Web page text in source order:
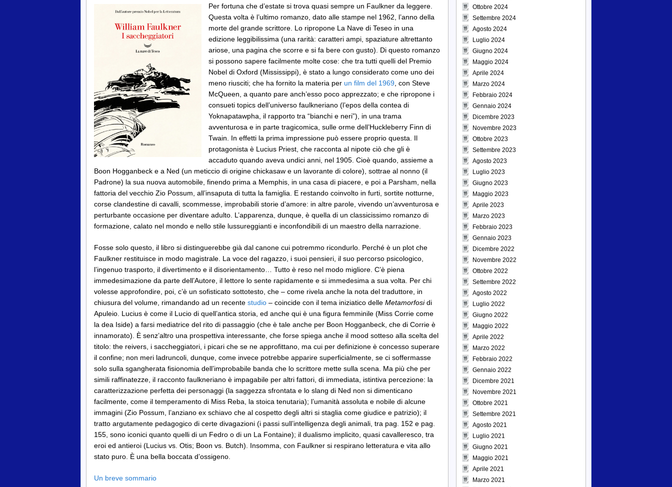
Per fortuna che d’estate si trova quasi sempre un Faulkner da leggere.
Questa volta è l’ultimo romanzo, dato alle stampe nel 1962, l’anno della
morte del grande scrittore. Lo ripropone La Nave di Teseo in una
edizione leggibilissima (una rarità: caratteri ampi, spaziature altrettanto
ariose, una pagina che scorre e si fa bere con gusto). Di questo romanzo
si possono sapere facilmente molte cose: che tra tutti quelli del Premio
Nobel di Oxford (Mississippi), è stato a lungo considerato come uno dei
meno riusciti; che ha fornito la materia per un film del 1969, con Steve
McQueen, a quanto pare anch’esso poco apprezzato; e che ripropone i
consueti topics dell’universo faulkneriano (l’epos della contea di
Yoknapatawpha, il rapporto tra “bianchi e neri”), in una trama
avventurosa e in parte tragicomica, sulle orme dell’Huckleberry Finn di
Twain. In effetti la prima impressione può essere proprio questa. Il
protagonista è Lucius Priest, che racconta al nipote ciò che gli è
accaduto quando aveva undici anni, nel 1905. Cioè quando, assieme a
Boon Hogganbeck e a Ned (un meticcio di origine chickasaw e un lavorante di colore), sottrae al nonno (il
Padrone) la sua nuova automobile, finendo prima a Memphis, in una casa di piacere, e poi a Parsham, nella
fattoria del vecchio Zio Possum, all’insaputa di tutta la famiglia. E restando coinvolto in furti, sortite notturne,
corse clandestine di cavalli, scommesse, improbabili storie d’amore: in altre parole, vivendo un’avventurosa e
perturbante occasione per diventare adulto. L’apparenza, dunque, è quella di un classicissimo romanzo di
formazione, calato nel mondo e nello stile lussureggianti e inconfondibili di un maestro della narrazione.
Fosse solo questo, il libro si distinguerebbe già dal canone cui potremmo ricondurlo. Perché è un plot che
Faulkner restituisce in modo magistrale. La voce del ragazzo, i suoi pensieri, il suo percorso psicologico,
l’ingenuo trasporto, il divertimento e il disorientamento… Tutto è reso nel modo migliore. C’è piena
immedesimazione da parte dell’Autore, il lettore lo sente rapidamente e si immedesima a sua volta. Per chi
volesse approfondire, poi, c’è un sofisticato sottotesto, che – come rivela anche la nota del traduttore, in
chiusura del volume, rimandando ad un recente studio – coincide con il tema iniziatico delle Metamorfosidi
Apuleio. Lucius è come il Lucio di quell’antica storia, ed anche qui è una figura femminile (Miss Corrie come
la dea Iside) a farsi mediatrice del rito di passaggio (che è tale anche per Boon Hogganbeck, che di Corrie è
innamorato). È senz’altro una prospettiva interessante, che forse spiega anche il mood sotteso alla scelta del
titolo: the reivers, i saccheggiatori, i picari che se ne approfittano, ma cui per definizione è concesso superare
il confine; non meri ladruncoli, dunque, come invece potrebbe apparire superficialmente, se ci soffermasse
solo sulla sgangherata fisionomia dell’improbabile banda che lo scrittore mette sulla scena. Ma più che per
simili raffinatezze, il racconto faulkneriano è impagabile per altri fattori, di immediata, istintiva percezione: la
caratterizzazione perfetta dei personaggi (la saggezza sfrontata e lo slang di Ned non si dimenticano
facilmente, come il temperamento di Miss Reba, la stoica tenutaria); l’umanità assoluta e nobile di alcune
immagini (Zio Possum, l’anziano ex schiavo che al cospetto degli altri si staglia come giudice e patrizio); il
tratto argutamente pedagogico di certe divagazioni (i passi sull’intelligenza degli animali, tra pag. 152 e pag.
155, sono iconici quanto quelli di un Fedro o di un La Fontaine); il dualismo implicito, quasi cavalleresco, tra
eroi ed antieroi (Lucius vs. Otis; Boon vs. Butch). Insomma, con Faulkner si respirano letteratura e vita allo
stato puro. È una bella boccata d’ossigeno.
Un breve sommario
Ottobre 2024
Settembre 2024
Agosto 2024
Luglio 2024
Giugno 2024
Maggio 2024
Aprile 2024
Marzo 2024
Febbraio 2024
Gennaio 2024
Dicembre 2023
Novembre 2023
Ottobre 2023
Settembre 2023
Agosto 2023
Luglio 2023
Giugno 2023
Maggio 2023
Aprile 2023
Marzo 2023
Febbraio 2023
Gennaio 2023
Dicembre 2022
Novembre 2022
Ottobre 2022
Settembre 2022
Agosto 2022
Luglio 2022
Giugno 2022
Maggio 2022
Aprile 2022
Marzo 2022
Febbraio 2022
Gennaio 2022
Dicembre 2021
Novembre 2021
Ottobre 2021
Settembre 2021
Agosto 2021
Luglio 2021
Giugno 2021
Maggio 2021
Aprile 2021
Marzo 2021